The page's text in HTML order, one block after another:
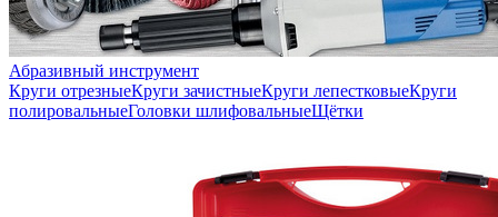
Абразивный инструмент
Круги отрезныеКруги зачистныеКруги лепестковыеКруги
полировальныеГоловки шлифовальныеЩётки